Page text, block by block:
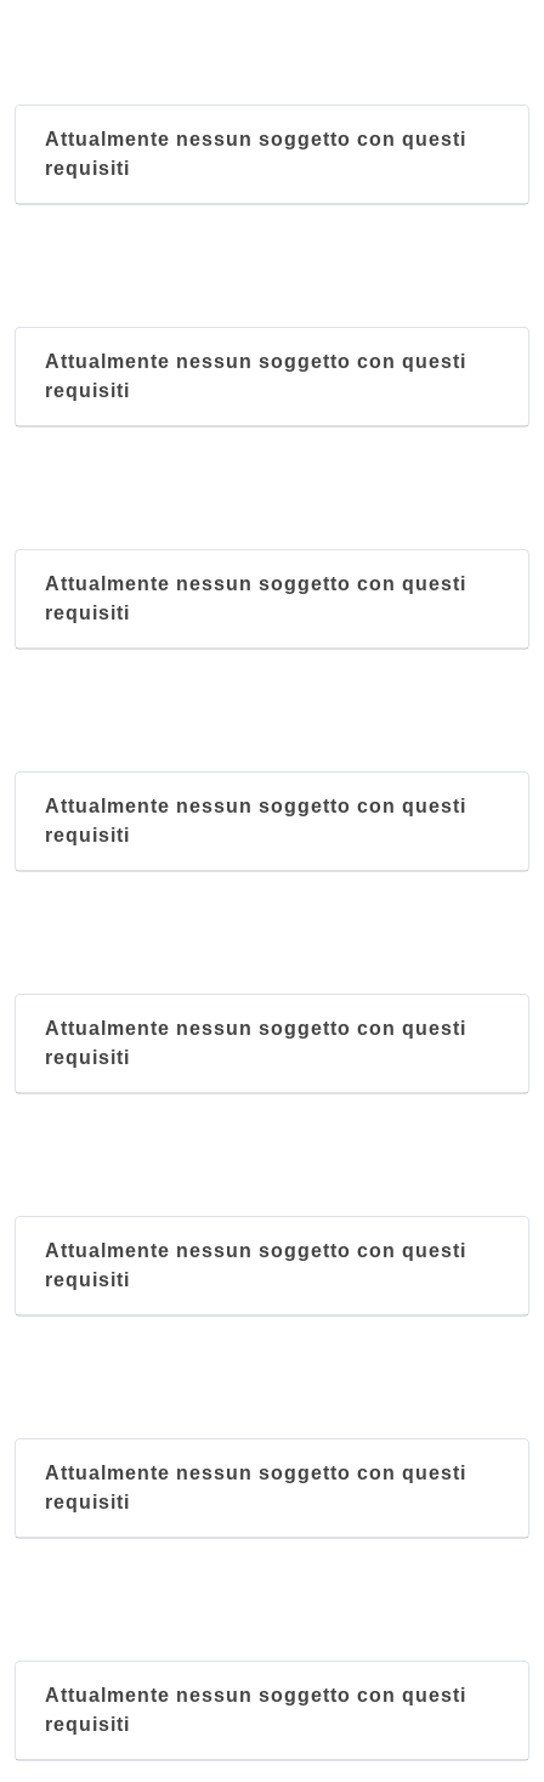
Attualmente nessun soggetto con questi
requisiti
Attualmente nessun soggetto con questi
requisiti
Attualmente nessun soggetto con questi
requisiti
Attualmente nessun soggetto con questi
requisiti
Attualmente nessun soggetto con questi
requisiti
Attualmente nessun soggetto con questi
requisiti
Attualmente nessun soggetto con questi
requisiti
Attualmente nessun soggetto con questi
requisiti